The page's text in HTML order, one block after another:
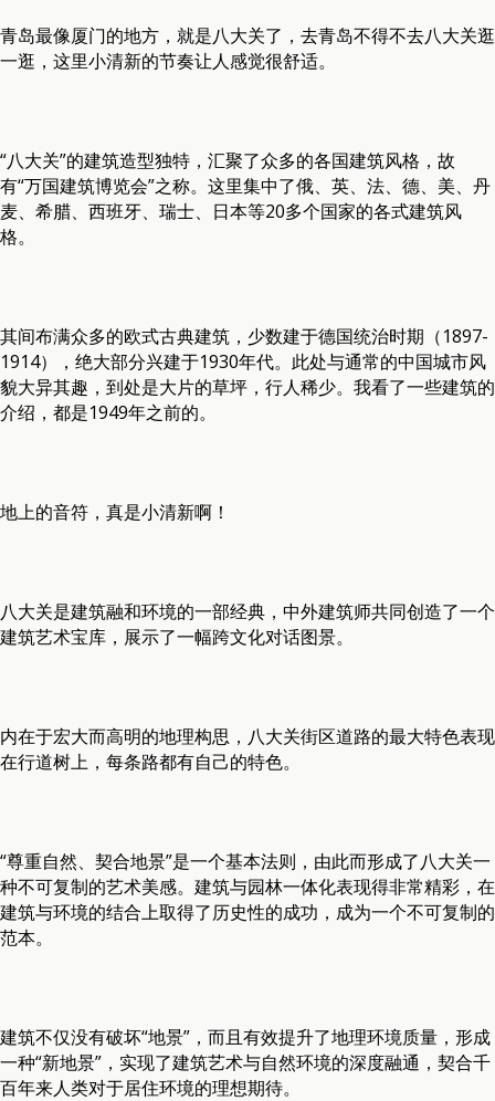
青岛最像厦门的地方，就是八大关了，去青岛不得不去八大关逛
一逛，这里小清新的节奏让人感觉很舒适。
“八大关”的建筑造型独特，汇聚了众多的各国建筑风格，故
有“万国建筑博览会”之称。这里集中了俄、英、法、德、美、丹
麦、希腊、西班牙、瑞士、日本等20多个国家的各式建筑风
格。
其间布满众多的欧式古典建筑，少数建于德国统治时期（1897-
1914），绝大部分兴建于1930年代。此处与通常的中国城市风
貌大异其趣，到处是大片的草坪，行人稀少。我看了一些建筑的
介绍，都是1949年之前的。
地上的音符，真是小清新啊！
八大关是建筑融和环境的一部经典，中外建筑师共同创造了一个
建筑艺术宝库，展示了一幅跨文化对话图景。
内在于宏大而高明的地理构思，八大关街区道路的最大特色表现
在行道树上，每条路都有自己的特色。
“尊重自然、契合地景”是一个基本法则，由此而形成了八大关一
种不可复制的艺术美感。建筑与园林一体化表现得非常精彩，在
建筑与环境的结合上取得了历史性的成功，成为一个不可复制的
范本。
建筑不仅没有破坏“地景”，而且有效提升了地理环境质量，形成
一种“新地景”，实现了建筑艺术与自然环境的深度融通，契合千
百年来人类对于居住环境的理想期待。